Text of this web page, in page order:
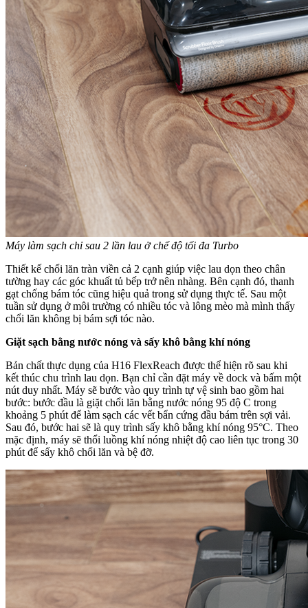
Máy làm sạch chỉ sau 2 lần lau ở chế độ tối đa Turbo
Thiết kế chổi lăn tràn viền cả 2 cạnh giúp việc lau dọn theo chân
tường hay các góc khuất tủ bếp trở nên nhàng. Bên cạnh đó, thanh
gạt chống bám tóc cũng hiệu quả trong sử dụng thực tế. Sau một
tuần sử dụng ở môi trường có nhiều tóc và lông mèo mà mình thấy
chổi lăn không bị bám sợi tóc nào.
Giặt sạch bằng nước nóng và sấy khô bằng khí nóng
Bản chất thực dụng của H16 FlexReach được thể hiện rõ sau khi
kết thúc chu trình lau dọn. Bạn chỉ cần đặt máy về dock và bấm một
nút duy nhất. Máy sẽ bước vào quy trình tự vệ sinh bao gồm hai
bước: bước đầu là giặt chổi lăn bằng nước nóng 95 độ C trong
khoảng 5 phút để làm sạch các vết bẩn cứng đầu bám trên sợi vải.
Sau đó, bước hai sẽ là quy trình sấy khô bằng khí nóng 95°C. Theo
mặc định, máy sẽ thổi luồng khí nóng nhiệt độ cao liên tục trong 30
phút để sấy khô chổi lăn và bệ đỡ.